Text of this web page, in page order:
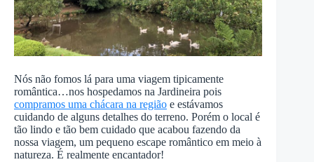
Nós não fomos lá para uma viagem tipicamente
romântica…nos hospedamos na Jardineira pois
compramos uma chácara na região e estávamos
cuidando de alguns detalhes do terreno. Porém o local é
tão lindo e tão bem cuidado que acabou fazendo da
nossa viagem, um pequeno escape romântico em meio à
natureza. É realmente encantador!